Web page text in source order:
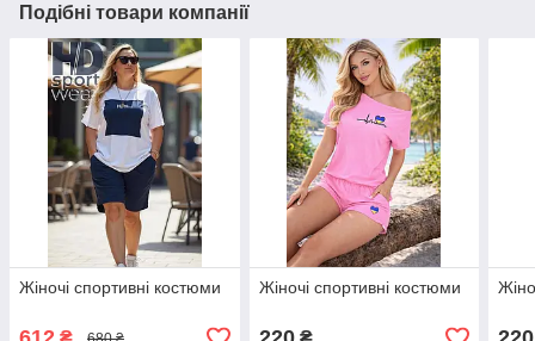
Подібні товари компанії
Жіночі спортивні костюми Жіночі спортивні костюми